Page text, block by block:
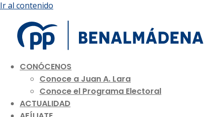
Ir al contenido
CONÓCENOS
Conoce a Juan A. Lara
Conoce el Programa Electoral
ACTUALIDAD